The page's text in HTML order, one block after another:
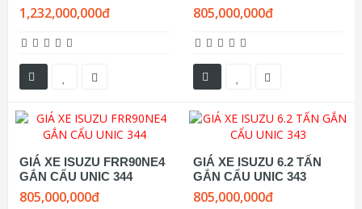
1,232,000,000đ 805,000,000đ
GIÁ XE ISUZU FRR90NE4
GẮN CẨU UNIC 344
805,000,000đ
GIÁ XE ISUZU 6.2 TẤN
GẮN CẨU UNIC 343
805,000,000đ